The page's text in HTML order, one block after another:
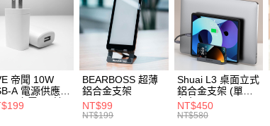
帝聞 10W
A 電源供應器
充電頭 (適
讀器、小電流
BEARBOSS 超薄
鋁合金支架
NT$99
NT$199
Shuai L3 桌面立式
鋁合金支架 (單夾 /
灰色)
NT$450
NT$580